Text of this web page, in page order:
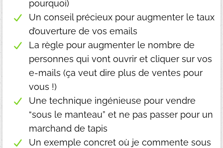
pourquoi)
Un conseil précieux pour augmenter le taux
d’ouverture de vos emails
La règle pour augmenter le nombre de
personnes qui vont ouvrir et cliquer sur vos
e-mails (ça veut dire plus de ventes pour
vous !)
Une technique ingénieuse pour vendre
“sous le manteau” et ne pas passer pour un
marchand de tapis
Un exemple concret où je commente sous